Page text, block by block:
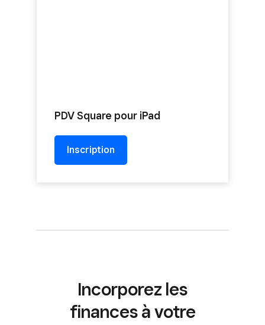
PDV Square pour iPad
Inscription
Incorporez les
finances à votre